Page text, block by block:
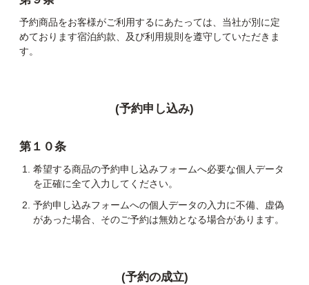
予約商品をお客様がご利用するにあたっては、当社が別に定
めております宿泊約款、及び利用規則を遵守していただきま
す。
(予約申し込み)
第１０条
希望する商品の予約申し込みフォームへ必要な個人データ
を正確に全て入力してください。
予約申し込みフォームへの個人データの入力に不備、虚偽
があった場合、そのご予約は無効となる場合があります。
(予約の成立)